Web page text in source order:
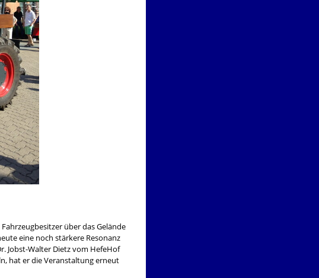
über das Gelände
eine noch stärkere Resonanz
Jobst-Walter Dietz vom HefeHof
hat er die Veranstaltung erneut